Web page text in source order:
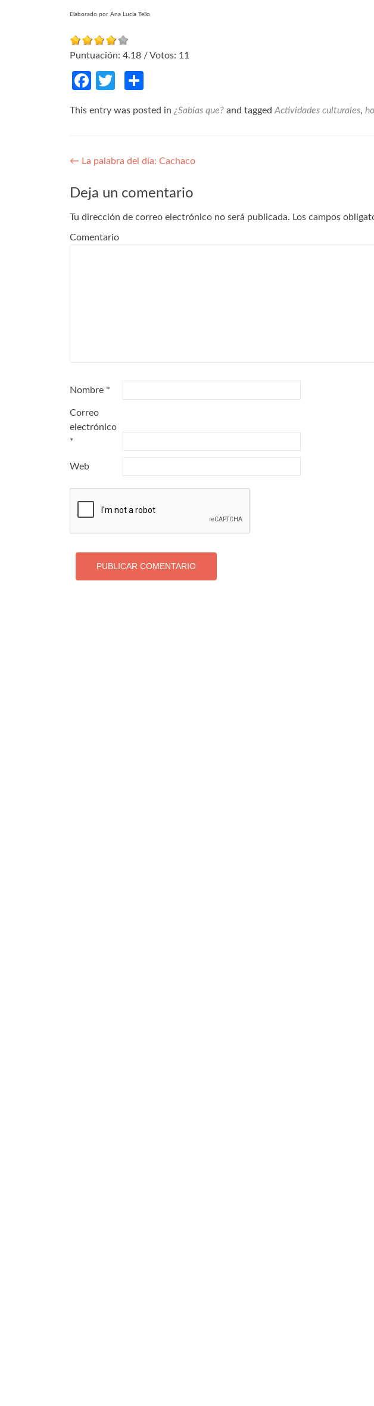
Elaborado por Ana Lucía Tello
Puntuación: 4.18 / Votos: 11
Facebook
Twitter
This entry was posted in ¿Sabías que? and tagged Actividades culturales,
Navegación de entradas
← La palabra del día: Cachaco
Deja un comentario
Tu dirección de correo electrónico no será publicada. Los campos
Comentario
Nombre *
Correo
electrónico
*
Web